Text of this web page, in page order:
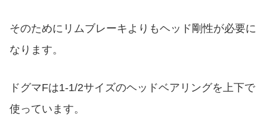
そのためにリムブレーキよりもヘッド剛性が必要に
なります。
ドグマFは1-1/2サイズのヘッドベアリングを上下で
使っています。